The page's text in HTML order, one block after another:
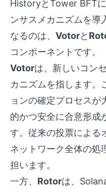
HistoryとTower BFT
ンサスメカニズムを導
なるのは、 Votorと
コンポーネントです。
Votorは、新しいコン
カニズムを指します。
ョンの確定プロセスが
的かつ安全に合意形成
す。従来の投票による
ネットワーク全体の処
担います。
一方、 Rotorは、